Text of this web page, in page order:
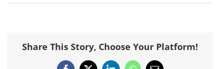
Share This Story, Choose Your Platform!